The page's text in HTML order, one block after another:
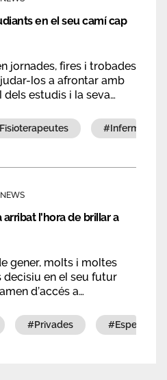
en el seu camí cap
jornades, fires i trobades
los a afrontar amb
dels estudis i la seva
d’orientació
del Mar i a l’Escola
#fisioterapeutes #infermeres
NEWS
l'hora de brillar a
gener, molts i moltes
decisiu en el seu futur
d’accés a
en les millors
#privades